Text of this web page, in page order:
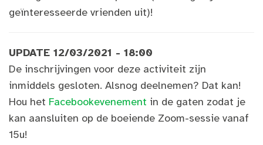
geïnteresseerde vrienden uit)!
UPDATE 12/03/2021 - 18:00
De inschrijvingen voor deze activiteit zijn
inmiddels gesloten. Alsnog deelnemen? Dat kan!
Hou het Facebookevenement in de gaten zodat je
kan aansluiten op de boeiende Zoom-sessie vanaf
15u!